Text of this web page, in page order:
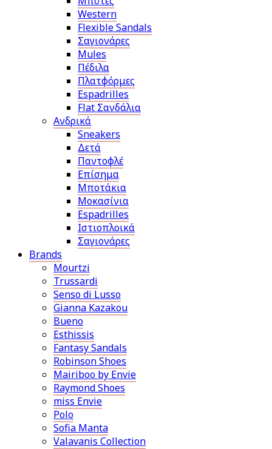
Western
Flexible Sandals
Σαγιονάρες
Mules
Πέδιλα
Πλατφόρμες
Espadrilles
Flat Σανδάλια
Ανδρικά
Sneakers
Δετά
Παντοφλέ
Επίσημα
Μποτάκια
Μοκασίνια
Espadrilles
Ιστιοπλοικά
Σαγιονάρες
Brands
Mourtzi
Trussardi
Senso di Lusso
Gianna Kazakou
Bueno
Esthissis
Fantasy Sandals
Robinson Shoes
Mairiboo by Envie
Raymond Shoes
miss Envie
Polo
Sofia Manta
Valavanis Collection